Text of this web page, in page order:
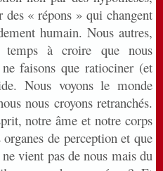
des « répons » qui changent
humain. Nous autres,
temps à croire que nous
faisons que ratiociner (et
Nous voyons le monde
nous croyons retranchés.
notre âme et notre corps
de perception et que
vient pas de nous mais du